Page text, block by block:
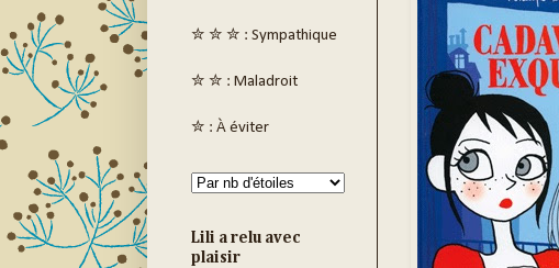
✮ ✮ ✮ : Sympathique
✮ ✮ : Maladroit
✮ : À éviter
Lili a relu avec
plaisir